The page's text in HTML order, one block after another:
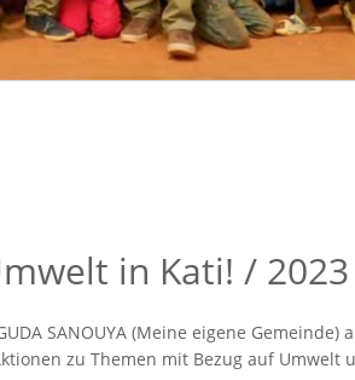
in Kati! / 2023
SANOUYA (Meine eigene
zu Themen mit Bezug auf